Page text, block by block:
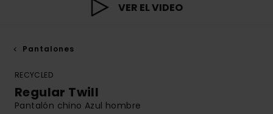
VER EL VIDEO
Pantalones
RECYCLED
Regular Twill
Pantalón chino Azul hombre